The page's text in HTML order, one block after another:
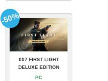
007 FIRST LIGHT
DELUXE EDITION
PC
-50%